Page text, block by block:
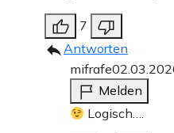
7
Antworten
mifrafe
Melden
Logisch….